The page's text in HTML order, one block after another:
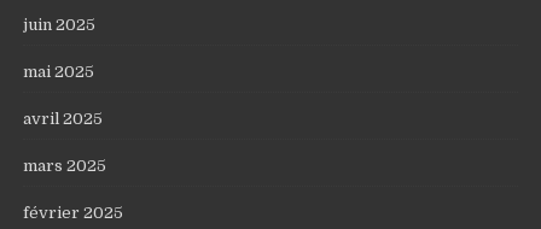
juin 2025
mai 2025
avril 2025
mars 2025
février 2025